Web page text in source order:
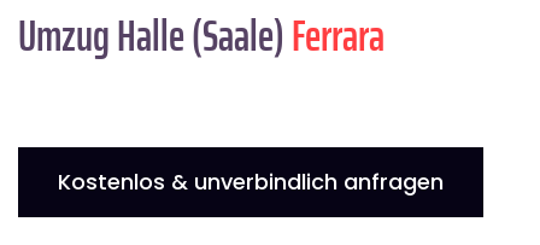
Umzug Halle (Saale)Ferrara
Kostenlos & unverbindlich anfragen